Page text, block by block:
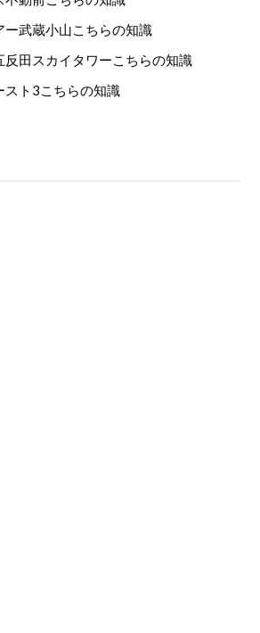
ー武蔵小山こちらの知識
反田スカイタワーこちらの知識
スト3こちらの知識